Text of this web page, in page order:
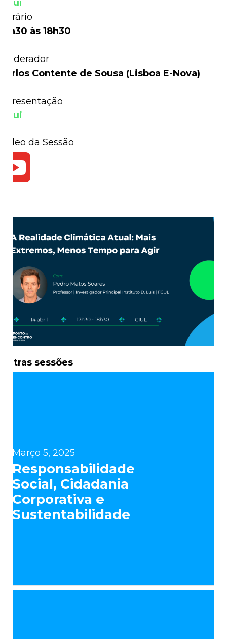
às 18h30
Contente de Sousa (Lisboa E-Nova)
da Sessão
sessões
Março 5, 2025
Responsabilidade
Social, Cidadania
Corporativa e
Sustentabilidade